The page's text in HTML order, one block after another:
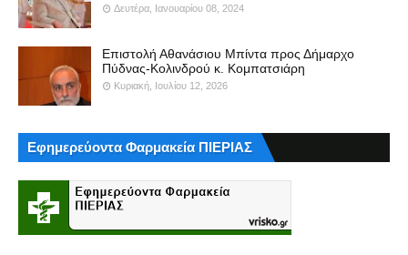
Δευτέρα, Ιανουαρίου 08, 2024
Επιστολή Αθανάσιου Μπίντα προς Δήμαρχο
Πύδνας-Κολινδρού κ. Κομπατσιάρη
Κυριακή, Ιουλίου 12, 2026
Εφημερεύοντα Φαρμακεία ΠΙΕΡΙΑΣ